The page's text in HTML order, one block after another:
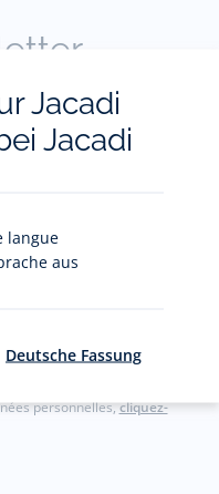
Jacadi : ventes
collections
personnelles,cliquez-
Jacadi
Jacadi
langue
aus
Deutsche Fassung